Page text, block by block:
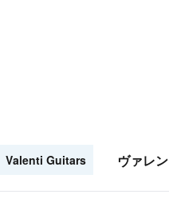
Valenti Guitars ヴァレ